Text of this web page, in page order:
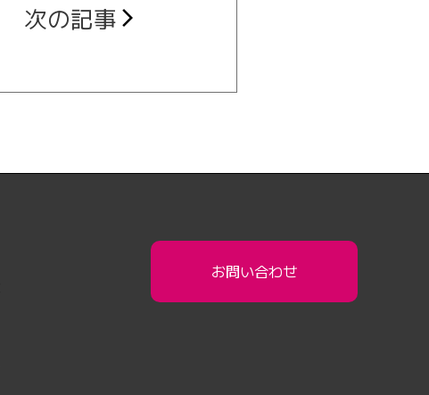
次の記事 arrow_forward_ios
お問い合わせ